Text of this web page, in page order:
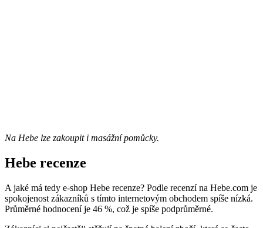
Na Hebe lze zakoupit i masážní pomůcky.
Hebe recenze
A jaké má tedy e-shop Hebe recenze? Podle recenzí na Hebe.com je
spokojenost zákazníků s tímto internetovým obchodem spíše nízká.
Průměrné hodnocení je 46 %, což je spíše podprůměrné.